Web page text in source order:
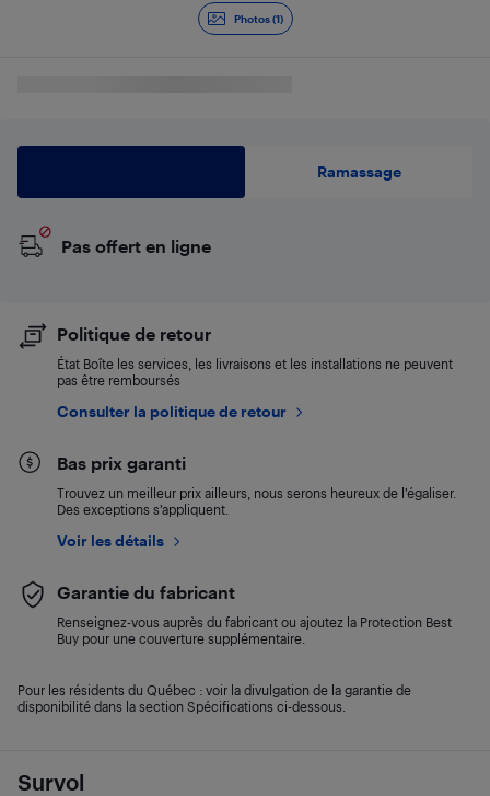
Photos (1)
Survol
Ramassage
Pas offert en ligne
Politique de retour
État Boîte les services, les livraisons et les installations ne peuvent
pas être remboursés
Consulter la politique de retour
Bas prix garanti
Trouvez un meilleur prix ailleurs, nous serons heureux de l’égaliser.
Des exceptions s’appliquent.
Voir les détails
Garantie du fabricant
Renseignez-vous auprès du fabricant ou ajoutez la Protection Best
Buy pour une couverture supplémentaire.
Pour les résidents du Québec : voir la divulgation de la garantie de
disponibilité dans la section Spécifications ci-dessous.